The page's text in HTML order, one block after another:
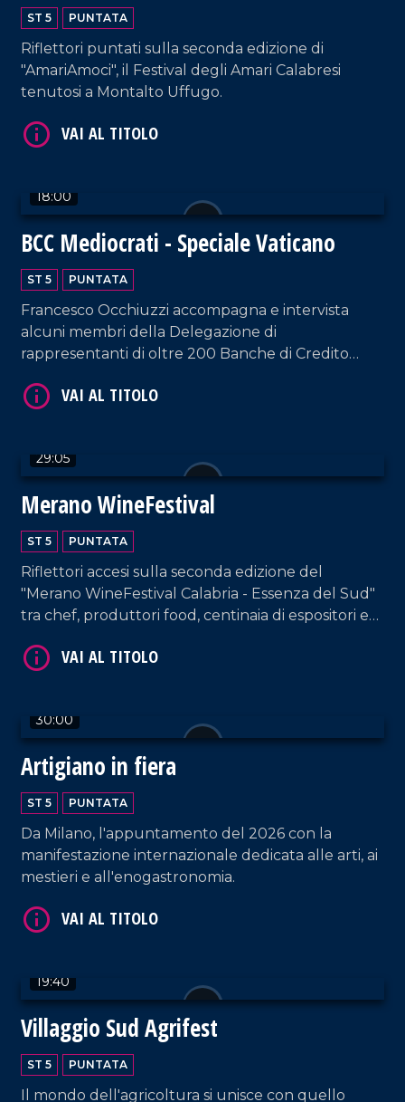
ST 5 PUNTATA
Riflettori puntati sulla seconda edizione di
"AmariAmoci", il Festival degli Amari Calabresi
tenutosi a Montalto Uffugo.
18:00
BCC Mediocrati - Speciale Vaticano
ST 5 PUNTATA
Francesco Occhiuzzi accompagna e intervista
alcuni membri della Delegazione di
rappresentanti di oltre 200 Banche di Credito
XIV nel cuore del Vaticano.
29:05
Merano WineFestival
ST 5 PUNTATA
Riflettori accesi sulla seconda edizione del
"Merano WineFestival Calabria - Essenza del Sud"
tra chef, produttori food, centinaia di espositori e
VAI AL TITOLO
30:00
Artigiano in fiera
ST 5 PUNTATA
Da Milano, l'appuntamento del 2026 con la
manifestazione internazionale dedicata alle arti, ai
mestieri e all'enogastronomia.
VAI AL TITOLO
19:40
Villaggio Sud Agrifest
ST 5 PUNTATA
Il mondo dell'agricoltura si unisce con quello
VAI AL TITOLO
VAI AL TITOLO
VAI AL TITOLO